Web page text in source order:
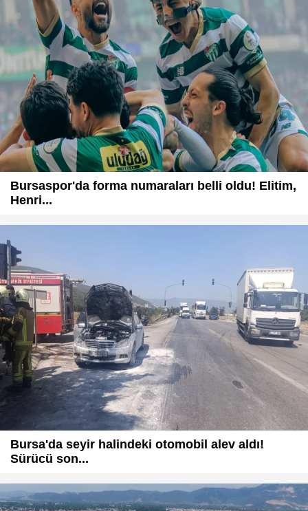
Bursaspor'da forma numaraları belli oldu! Elitim,
Henri...
Bursa'da seyir halindeki otomobil alev aldı!
Sürücü son...